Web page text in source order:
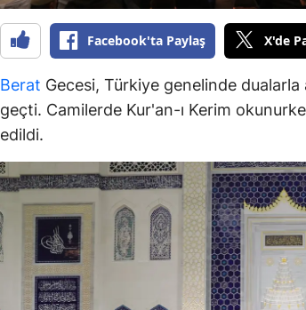
Çanakkale
Çankırı
Çorum
Denizli
Edirne
Elazığ
Erzincan
Erzurum
Facebook'ta Paylaş X'de
Berat Gecesi, Türkiye genelinde
geçti. Camilerde Kur'an-ı Kerim
edildi.